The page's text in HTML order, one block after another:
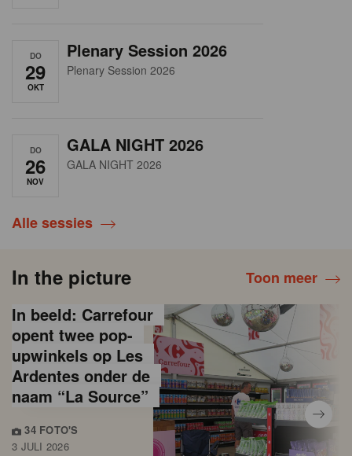
DO
29
OKT
Plenary Session 2026
Plenary Session 2026
DO
26
NOV
GALA NIGHT 2026
GALA NIGHT 2026
Alle sessies
In the picture Toon meer
In beeld: Carrefour
opent twee pop-
upwinkels op Les
Ardentes onder de
naam “La Source”
34 FOTO'S
3 JULI 2026